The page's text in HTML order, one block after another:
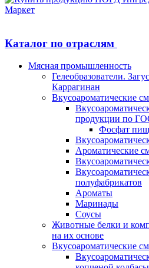
Каталог по отраслям
Мясная промышленность
Гелеобразователи.
Каррагинан
Вкусоароматические
продукции по
Фосфат
Ароматические
полуфабрикатов
Ароматы
Маринады
Соусы
Животные белки и
на их основе
Вкусоароматические